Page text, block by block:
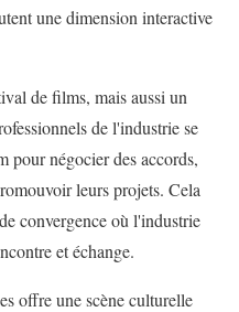
une dimension interactive
de films, mais aussi un
de l'industrie se
pour négocier des accords,
leurs projets. Cela
convergence où l'industrie
et échange.
offre une scène culturelle